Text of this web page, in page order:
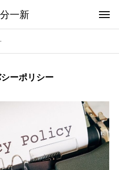
一新
ーポリシー